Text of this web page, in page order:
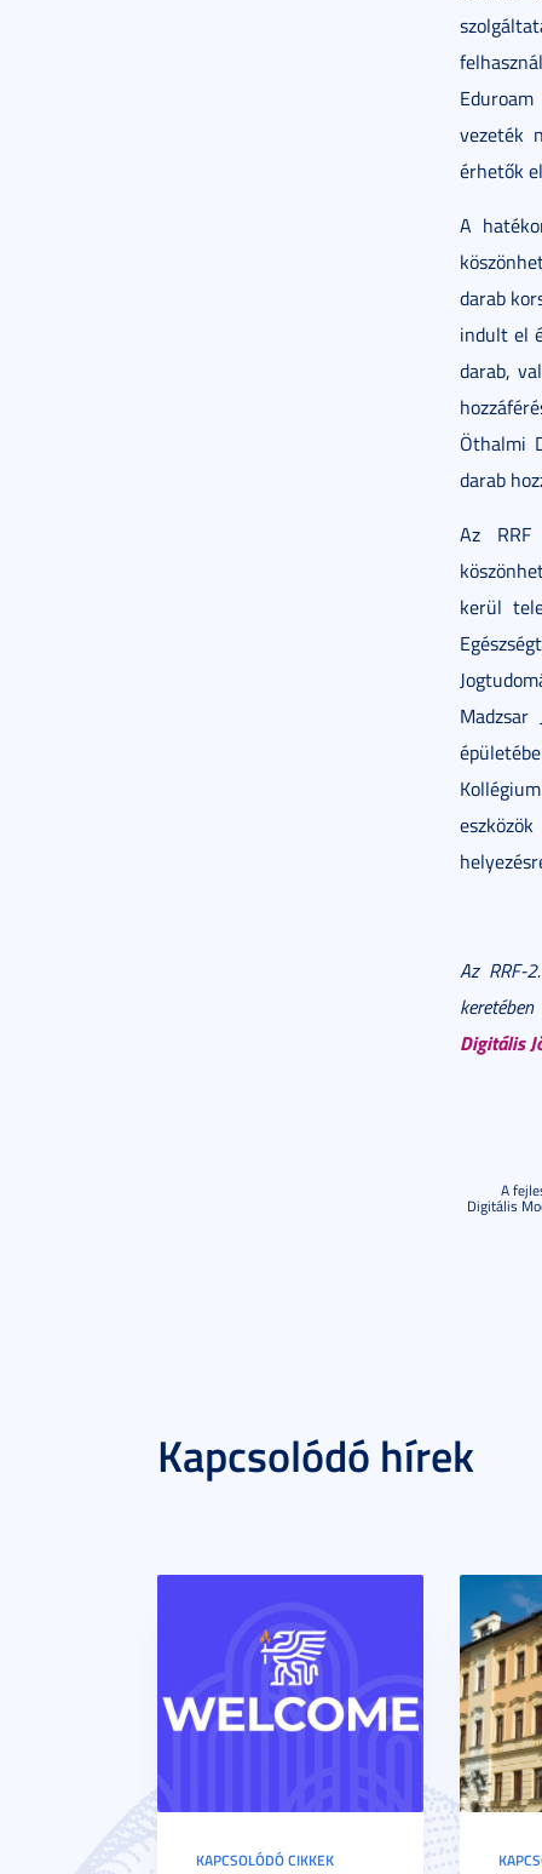
vezeték
érhetők
A
darab
indult el
darab,
Öthalmi
darab
Az
kerül
Az RRF-
Digitális
A
Digitális
Kapcsolódó hírek
KAPCSOLÓDÓ CIKKEK